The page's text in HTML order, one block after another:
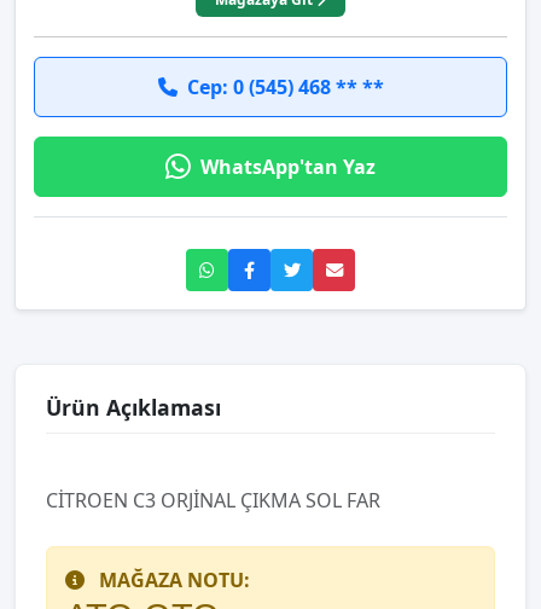
Cep: 0 (545) 468 ** **
WhatsApp'tan Yaz
Ürün Açıklaması
CİTROEN C3 ORJİNAL ÇIKMA SOL FAR
MAĞAZA NOTU: